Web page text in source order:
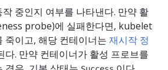
중인지 여부를 나타낸다. 만약 활
probe)에 실패한다면, kubelet
죽이고, 해당 컨테이너는 재시작 정
다. 만약 컨테이너가 활성 프로브를